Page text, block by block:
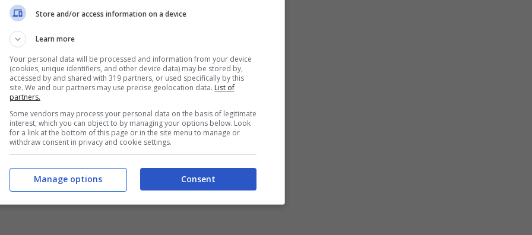
tablet o smartphone. Infine vi ricordiamo
dell’universo Sky che necessita di un
Store and/or access information on a device
Learn more
Your personal data will be processed and information from your device
(cookies, unique identifiers, and other device data) may be stored by,
accessed by and shared with 319 partners, or used specifically by this
site. We and our partners may use precise geolocation data. List of
partners.
Some vendors may process your personal data on the basis of legitimate
interest, which you can object to by managing your options below. Look
for a link at the bottom of this page or in the site menu to manage or
withdraw consent in privacy and cookie settings.
Consent
Manage options